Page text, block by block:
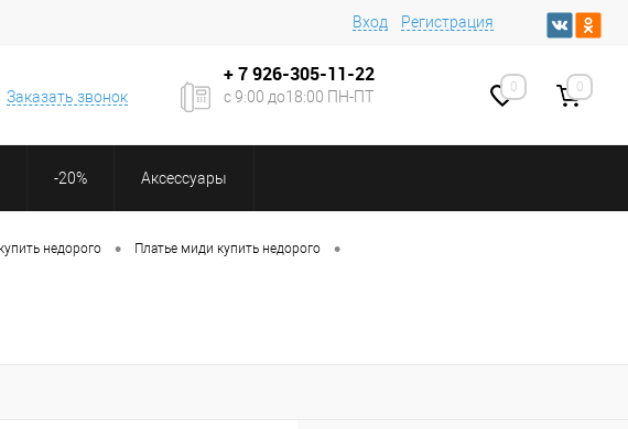
Вход Регистрация
Заказать звонок
+ 7926-305-11-22
с 9:00 до18:00 ПН-ПТ
0 0
-20% Аксессуары
недорого • Платье миди купить недорого •